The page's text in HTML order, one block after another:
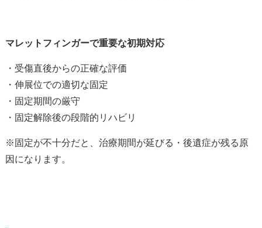
マレットフィンガーで重要な初期対応
・受傷直後からの正確な評価
・伸展位での適切な固定
・固定期間の厳守
・固定解除後の段階的リハビリ
※ 固定が不十分だと、治療期間が延びる・後遺症が残る原
因になります。